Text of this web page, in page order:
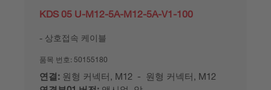
KDS 05 U-M12-5A-M12-5A-V1-100
상호접속 케이블
품목 번호: 50155180
연결: 원형 커넥터, M12 - 원형 커넥터, M12